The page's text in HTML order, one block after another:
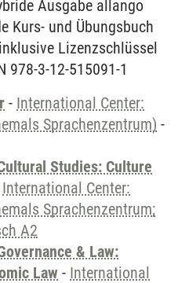
Ausgabe allango
Kurs- und Übungsbuch
Lizenzschlüssel
978-3-12-515091-1
- International Center:
Sprachenzentrum) -
Studies: Culture
International Center:
Sprachenzentrum;
A2
& Law:
Law - International